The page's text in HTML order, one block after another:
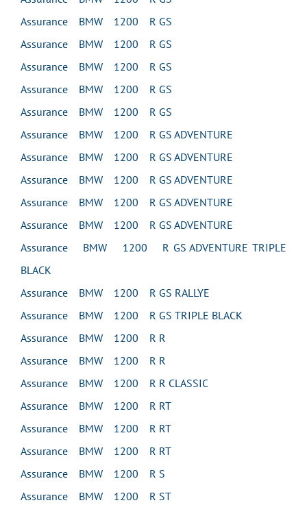
Assurance BMW 1200 R GS
Assurance BMW 1200 R GS
Assurance BMW 1200 R GS
Assurance BMW 1200 R GS
Assurance BMW 1200 R GS
Assurance BMW 1200 R GS ADVENTURE
Assurance BMW 1200 R GS ADVENTURE
Assurance BMW 1200 R GS ADVENTURE
Assurance BMW 1200 R GS ADVENTURE
Assurance BMW 1200 R GS ADVENTURE
Assurance BMW 1200 R GS ADVENTURE TRIPLE
BLACK
Assurance BMW 1200 R GS RALLYE
Assurance BMW 1200 R GS TRIPLE BLACK
Assurance BMW 1200 R R
Assurance BMW 1200 R R
Assurance BMW 1200 R R CLASSIC
Assurance BMW 1200 R RT
Assurance BMW 1200 R RT
Assurance BMW 1200 R RT
Assurance BMW 1200 R S
Assurance BMW 1200 R ST